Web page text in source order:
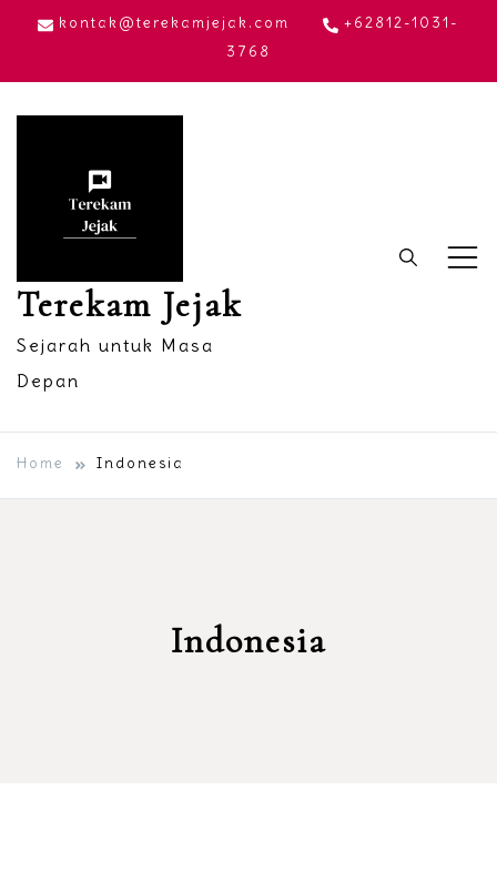
Skip
content
kontak@terekamjejak.com
+62812-1031-
3768
Terekam Jejak
Sejarah untuk Masa
Depan
Home Indonesia
Indonesia